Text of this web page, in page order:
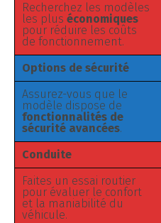
Recherchez les modèles
les plus économiques
pour réduire les coûts
de fonctionnement.
Options de sécurité
Assurez-vous que le
modèle dispose de
fonctionnalités de
sécurité avancées.
Conduite
Faites un essai routier
pour évaluer le confort
et la maniabilité du
véhicule.